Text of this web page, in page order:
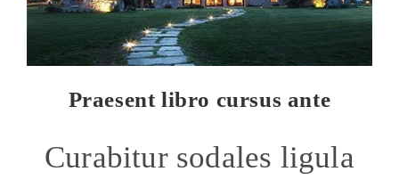
Praesent libro cursus ante
Curabitur sodales ligula